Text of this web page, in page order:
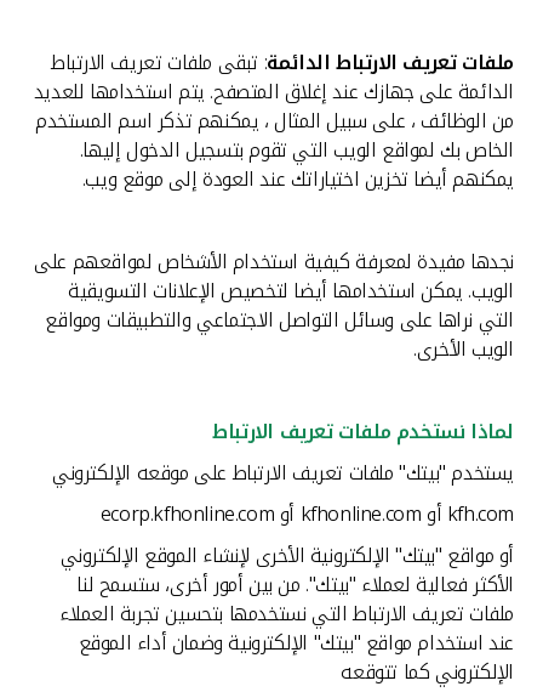
ملفات تعريف الارتباط الدائمة: تبقى ملفات تعريف الارتباط
الدائمة على جهازك عند إغلاق المتصفح. يتم استخدامها للعديد
من الوظائف ، على سبيل المثال ، يمكنهم تذكر اسم المستخدم
الخاص بك لمواقع الويب التي تقوم بتسجيل الدخول إليها.
يمكنهم أيضا تخزين اختياراتك عند العودة إلى موقع ويب.
نجدها مفيدة لمعرفة كيفية استخدام الأشخاص لمواقعهم على
الويب. يمكن استخدامها أيضا لتخصيص الإعلانات التسويقية
التي نراها على وسائل التواصل الاجتماعي والتطبيقات ومواقع
الويب الأخرى.
لماذا نستخدم ملفات تعريف الارتباط
يستخدم "بيتك" ملفات تعريف الارتباط على موقعه الإلكتروني
kfh.com أو kfhonline.com أو ecorp.kfhonline.com
أو مواقع "بيتك" الإلكترونية الأخرى لإنشاء الموقع الإلكتروني
الأكثر فعالية لعملاء "بيتك". من بين أمور أخرى، ستسمح لنا
ملفات تعريف الارتباط التي نستخدمها بتحسين تجربة العملاء
عند استخدام مواقع "بيتك" الإلكترونية وضمان أداء الموقع
الإلكتروني كما تتوقعه